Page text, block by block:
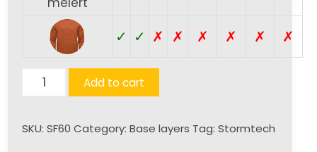
✓ ✓ ✗ ✗ ✗ ✗ ✗ ✗
Treeline
baselayer
(U)
Add to cart
SKU:SF60 Category:Base layers Tag:Stormtech